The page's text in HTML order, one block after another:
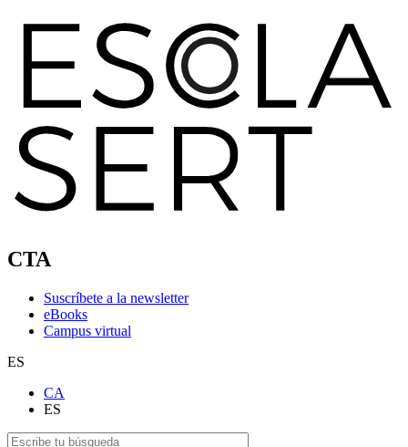
CTA
Suscríbete a la newsletter
eBooks
Campus virtual
ES
CA
ES